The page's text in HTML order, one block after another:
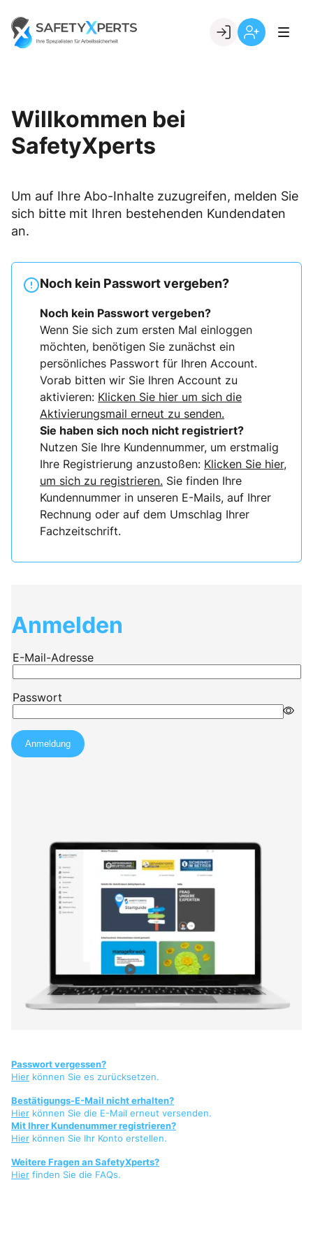
content
Go to landing page.
Willkommen bei
SafetyXperts
Um auf Ihre Abo-Inhalte zuzugreifen, melden Sie
sich bitte mit Ihren bestehenden Kundendaten
an.
Noch kein Passwort vergeben?
Noch kein Passwort vergeben?
Wenn Sie sich zum ersten Mal einloggen
möchten, benötigen Sie zunächst ein
persönliches Passwort für Ihren Account.
Vorab bitten wir Sie Ihren Account zu
aktivieren: Klicken Sie hier um sich die
Aktivierungsmail erneut zu senden.
Sie haben sich noch nicht registriert?
Nutzen Sie Ihre Kundennummer, um erstmalig
Ihre Registrierung anzustoßen: Klicken Sie hier,
um sich zu registrieren. Sie finden Ihre
Kundennummer in unseren E-Mails, auf Ihrer
Rechnung oder auf dem Umschlag Ihrer
Fachzeitschrift.
Anmelden
Passwort vergessen?
Hier können Sie es zurücksetzen.
Bestätigungs-E-Mail nicht erhalten?
Hier können Sie die E-Mail erneut versenden.
Mit Ihrer Kundenummer registrieren?
Hier können Sie Ihr Konto erstellen.
Weitere Fragen an SafetyXperts?
Hier finden Sie die FAQs.